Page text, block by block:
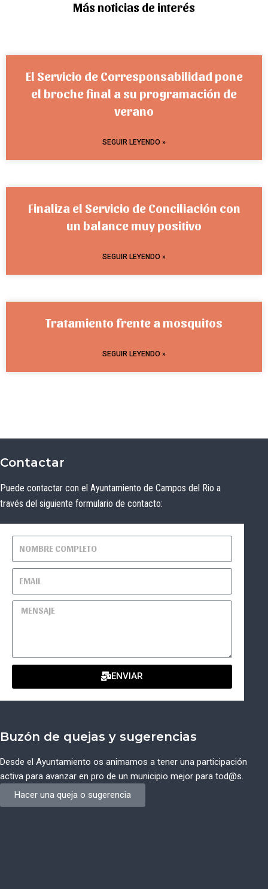
Más noticias de interés
El Servicio de Corresponsabilidad pone
el broche final a su programación de
verano
SEGUIR LEYENDO »
Finaliza el Servicio de Conciliación con
un balance muy positivo
SEGUIR LEYENDO »
Tratamiento frente a mosquitos
SEGUIR LEYENDO »
Contactar
Puede contactar con el Ayuntamiento de Campos del Rio a
través del siguiente formulario de contacto:
ENVIAR
Buzón de quejas y sugerencias
Desde el Ayuntamiento os animamos a tener una participación
activa para avanzar en pro de un municipio mejor para tod@s.
Hacer una queja o sugerencia